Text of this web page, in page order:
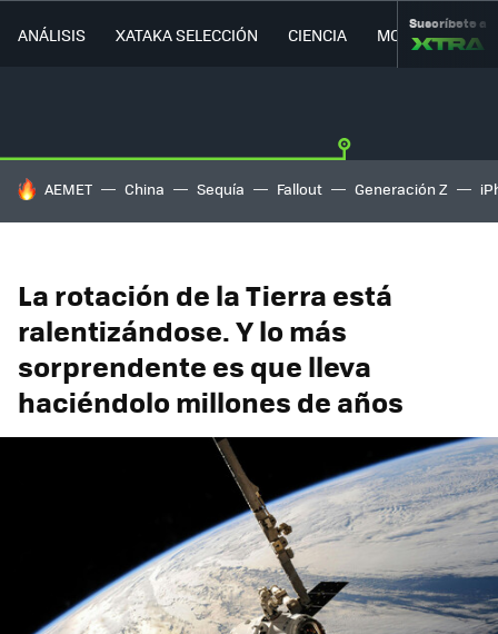
ANÁLISIS XATAKA SELECCIÓN CIENCIA MOVILIDAD
Suscríbete a
HOY SE HABLA DE
AEMET China Sequía Fallout Generación Z
La rotación de la Tierra está
ralentizándose. Y lo más
sorprendente es que lleva
haciéndolo millones de años